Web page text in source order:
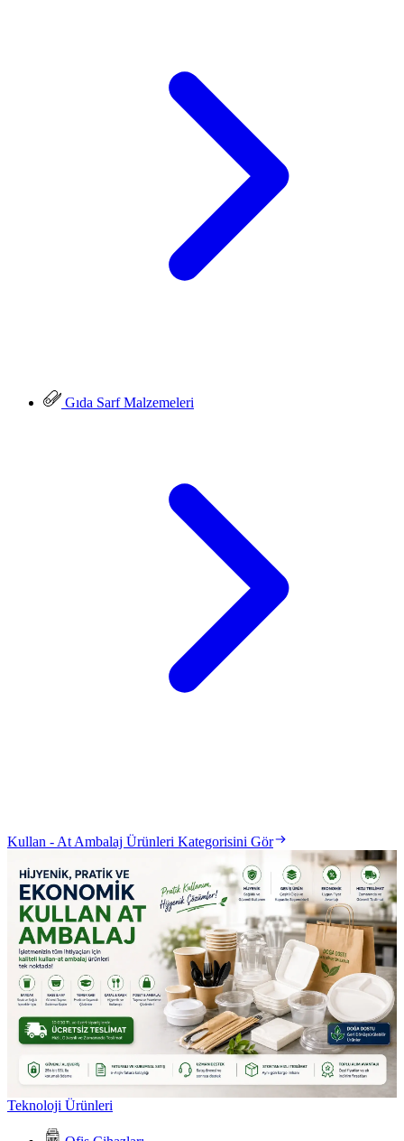
Gıda Sarf Malzemeleri
Kullan - At Ambalaj Ürünleri Kategorisini Gör
Teknoloji Ürünleri